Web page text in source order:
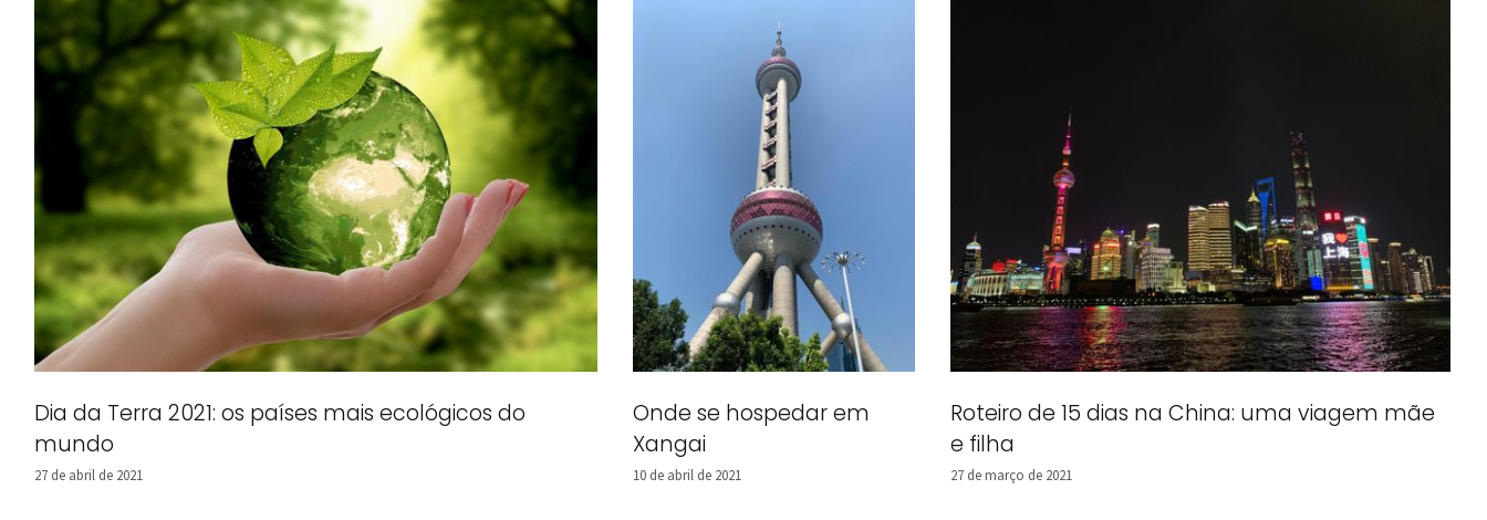
Dia da Terra 2021: os países mais ecológicos do
mundo
27 de abril de 2021
Onde se hospedar em
Xangai
10 de abril de 2021
Roteiro de 15 dias na China: uma viagem mãe
e filha
27 de março de 2021